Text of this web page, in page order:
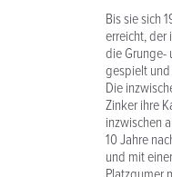
Bis sie sich
erreicht, der
die Grunge-
gespielt
Die
Zinker ihre
inzwischen
10 Jahre
und mit